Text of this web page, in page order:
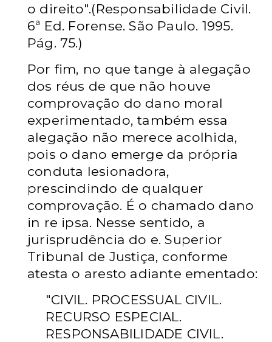
o direito".(Responsabilidade Civil.
6ª Ed. Forense. São Paulo. 1995.
Pág. 75.)
Por fim, no que tange à alegação
dos réus de que não houve
comprovação do dano moral
experimentado, também essa
alegação não merece acolhida,
pois o dano emerge da própria
conduta lesionadora,
prescindindo de qualquer
comprovação. É o chamado dano
in re ipsa. Nesse sentido, a
jurisprudência do e. Superior
Tribunal de Justiça, conforme
atesta o aresto adiante ementado:
"CIVIL. PROCESSUAL CIVIL.
RECURSO ESPECIAL.
RESPONSABILIDADE CIVIL.